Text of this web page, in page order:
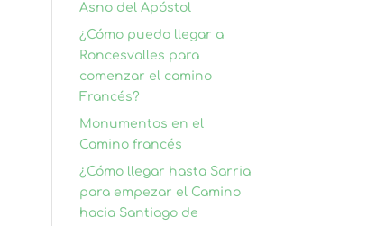
Asno del Apóstol
¿Cómo puedo llegar a
Roncesvalles para
comenzar el camino
Francés?
Monumentos en el
Camino francés
¿Cómo llegar hasta Sarria
para empezar el Camino
hacia Santiago de